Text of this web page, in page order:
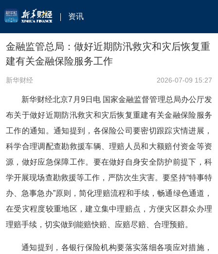
资讯
金融监管总局：做好近期防汛救灾和灾后恢复重
建有关金融保险服务工作
新华财经 2026-07-09 15:27
新华财经北京7月9日电 国家金融监督管理总局办公厅发
布关于做好近期防汛救灾和灾后恢复重建有关金融保险服务
工作的通知。通知提到，各保险公司要密切跟踪灾情进展，
科学合理调配查勘救援车辆、理赔人员和大额赔付资金等资
源，做好应急保障工作。要在做好自身安全防护前提下，科
学开展现场查勘救援等工作，严防次生灾害。要坚持“特事特
办、急事急办”原则，简化理赔流程和手续，畅通绿色通道，
在受灾程度较重地区，建立集中理赔点，方便灾区群众办理
理赔手续，切实做到能赔快赔、应赔尽赔、合理预赔。
通知提到，各银行保险机构要落实落细各项应对措施，